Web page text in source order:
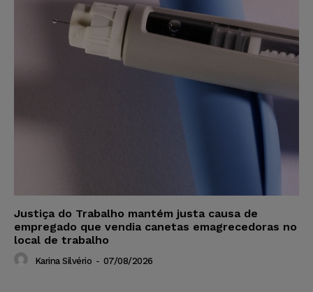
Justiça do Trabalho mantém justa causa de
empregado que vendia canetas emagrecedoras no
local de trabalho
Karina Silvério - 07/08/2026